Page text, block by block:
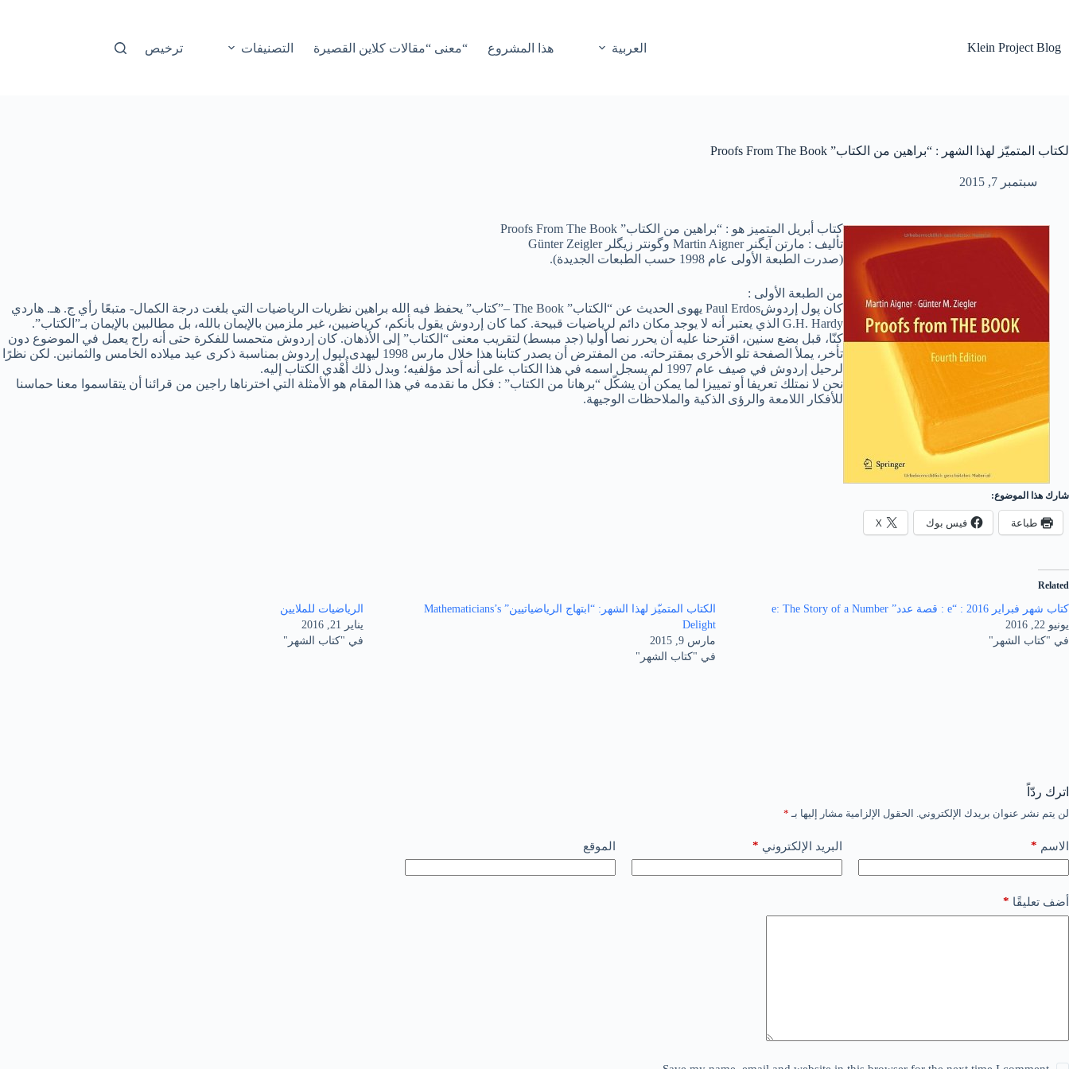
Klein Project Blog العربية هذا المشروع “معنى “مقالات كلاين القصيرة التصنيفات ترخيص
لكتاب المتميّز لهذا الشهر : “براهين من الكتاب” Proofs From The Book
سبتمبر 7, 2015
كتاب أبريل المتميز هو : “براهين من الكتاب” Proofs From The Book
تأليف : مارتن آيگنر Martin Aigner وگونتر زيگلر Günter Zeigler
(صدرت الطبعة الأولى عام 1998 حسب الطبعات الجديدة).
من الطبعة الأولى :
كان پول إردوشPaul Erdos يهوى الحديث عن “الكتاب” The Book –”كتاب” يحفظ فيه الله براهين نظريات الرياضيات التي بلغت درجة الكمال- متبعًا رأي ج. هـ. هاردي
G.H. Hardy الذي يعتبر أنه لا يوجد مكان دائم لرياضيات قبيحة. كما كان إردوش يقول بأنكم، كرياضيين، غير ملزمين بالإيمان بالله، بل مطالبين بالإيمان بـ”الكتاب”.
كنّا، قبل بضع سنين، اقترحنا عليه أن يحرر نصا أوليا (جد مبسط) لتقريب معنى “الكتاب” إلى الأذهان. كان إردوش متحمسا للفكرة حتى أنه راح يعمل في الموضوع دون
تأخر، يملأ الصفحة تلو الأخرى بمقترحاته. من المفترض أن يصدر كتابنا هذا خلال مارس 1998 ليهدى لپول إردوش بمناسبة ذكرى عيد ميلاده الخامس والثمانين. لكن نظرًا
لرحيل إردوش في صيف عام 1997 لم يسجل اسمه في هذا الكتاب على أنه أحد مؤلفيه؛ وبدل ذلك أُهْدي الكتاب إليه.
نحن لا نمتلك تعريفا أو تمييزا لما يمكن أن يشكّل “برهانا من الكتاب” : فكل ما نقدمه في هذا المقام هو الأمثلة التي اخترناها راجين من قرائنا أن يتقاسموا معنا حماسنا
للأفكار اللامعة والرؤى الذكية والملاحظات الوجيهة.
شارك هذا الموضوع:
طباعة فيس بوك X
Related
كتاب شهر فبراير 2016 : “e : قصة عدد” e: The Story of a Number
يونيو 22, 2016
في "كتاب الشهر"
الكتاب المتميّز لهذا الشهر: “ابتهاج الرياضياتيين” Mathematicians’s
Delight
مارس 9, 2015
في "كتاب الشهر"
الرياضيات للملايين
يناير 21, 2016
في "كتاب الشهر"
اترك ردّاً
لن يتم نشر عنوان بريدك الإلكتروني. الحقول الإلزامية مشار إليها بـ *
الاسم * البريد الإلكتروني * الموقع
أضف تعليقًا *